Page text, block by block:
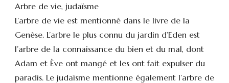
Arbre de vie, judaïsme
L’arbre de vie est mentionné dans le livre de la
Genèse. L’arbre le plus connu du jardin d’Eden est
l’arbre de la connaissance du bien et du mal, dont
Adam et Ève ont mangé et les ont fait expulser du
paradis. Le judaïsme mentionne également l’arbre de